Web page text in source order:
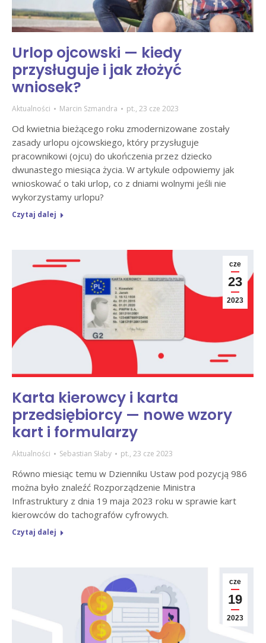
Urlop ojcowski — kiedy
przysługuje i jak złożyć
wniosek?
Aktualności Marcin Szmandra pt., 23 cze 2023
Od kwietnia bieżącego roku zmodernizowane zostały
zasady urlopu ojcowskiego, który przysługuje
pracownikowi (ojcu) do ukończenia przez dziecko
dwunastego miesiąca życia. W artykule odpowiemy jak
wnioskować o taki urlop, co z dniami wolnymi jeśli nie
wykorzystamy urlopu?
Czytaj dalej
cze
23
2023
Karta kierowcy i karta
przedsiębiorcy — nowe wzory
kart i formularzy
Aktualności Sebastian Słaby pt., 23 cze 2023
Równo miesiąc temu w Dzienniku Ustaw pod pozycją 986
można było znaleźć Rozporządzenie Ministra
Infrastruktury z dnia 19 maja 2023 roku w sprawie kart
kierowców do tachografów cyfrowych.
Czytaj dalej
cze
19
2023